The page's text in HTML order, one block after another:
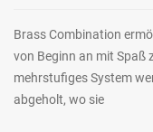
Brass Combination
von Beginn an mit Spaß
mehrstufiges System
abgeholt, wo sie